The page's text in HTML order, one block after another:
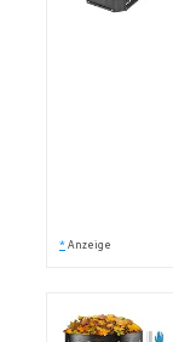
* Anzeige